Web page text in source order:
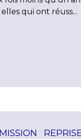
qui ont réuss...